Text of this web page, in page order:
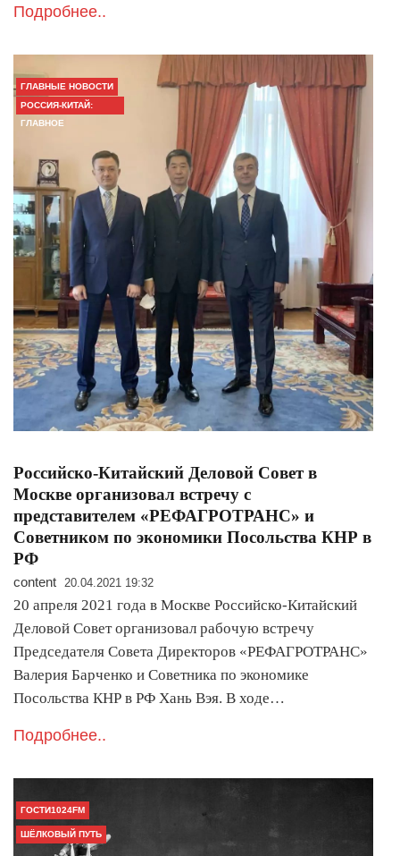
Подробнее..
ГЛАВНЫЕ НОВОСТИ
РОССИЯ-КИТАЙ:
ГЛАВНОЕ
Российско-Китайский Деловой Совет в
Москве организовал встречу с
представителем «РЕФАГРОТРАНС» и
Советником по экономики Посольства КНР в
РФ
content 20.04.2021 19:32
20 апреля 2021 года в Москве Российско-Китайский
Деловой Совет организовал рабочую встречу
Председателя Совета Директоров «РЕФАГРОТРАНС»
Валерия Барченко и Советника по экономике
Посольства КНР в РФ Хань Вэя. В ходе…
Подробнее..
ГОСТИ1024FM
ШЁЛКОВЫЙ ПУТЬ